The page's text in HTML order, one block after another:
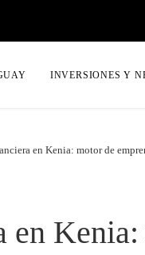
INVERSIONES Y
en Kenia: motor de